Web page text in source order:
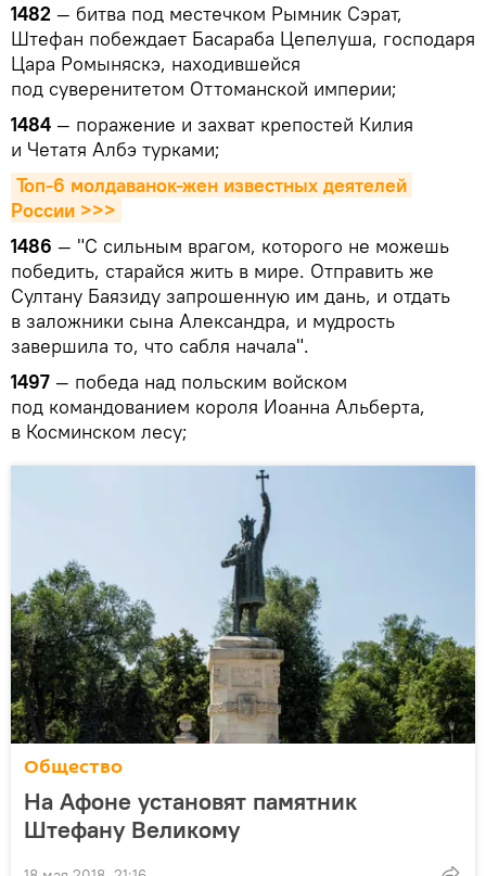
1482 — битва под местечком Рымник Сэрат,
Штефан побеждает Басараба Цепелуша, господаря
Цара Ромыняскэ, находившейся
под суверенитетом Оттоманской империи;
1484 — поражение и захват крепостей Килия
и Четатя Албэ турками;
Топ-6 молдаванок-жен известных деятелей
России >>>
1486 — "С сильным врагом, которого не можешь
победить, старайся жить в мире. Отправить же
Султану Баязиду запрошенную им дань, и отдать
в заложники сына Александра, и мудрость
завершила то, что сабля начала".
1497 — победа над польским войском
под командованием короля Иоанна Альберта,
в Косминском лесу;
Общество
На Афоне установят памятник
Штефану Великому